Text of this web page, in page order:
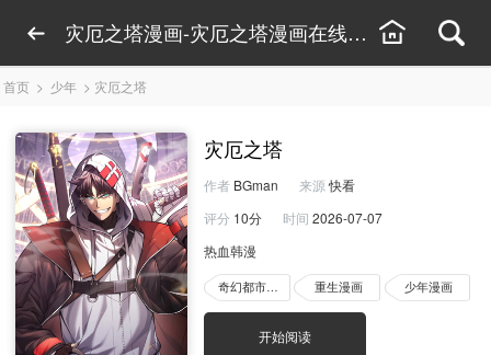
灾厄之塔漫画-灾厄之塔漫画在线观看-灾厄之塔
首页 > 少年 > 灾厄之塔
灾厄之塔
作者 BGman 来源 快看
评分 10分 时间 2026-07-07
热血韩漫
奇幻都市漫画 重生漫画 少年漫画
开始阅读